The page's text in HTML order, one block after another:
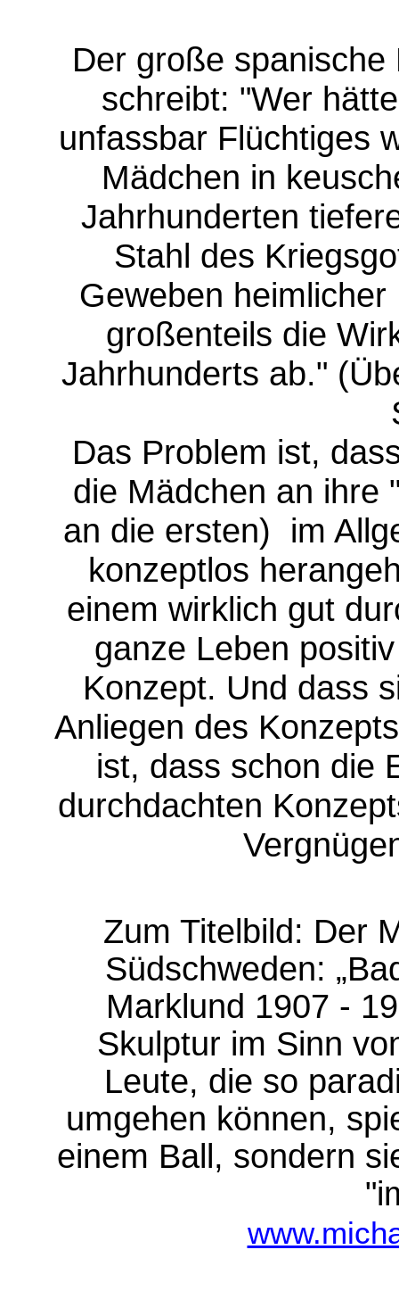
Der große
schreibt: "Wer
unfassbar Flüchtiges
Mädchen in
Jahrhunderten
Stahl des
Geweben
großenteils die
Jahrhunderts ab."
Das Problem ist,
die Mädchen an ihre
an die ersten) im
konzeptlos
einem wirklich gut
ganze Leben
Konzept. Und dass
Anliegen des
ist, dass schon die
durchdachten
Zum Titelbild: Der
Südschweden:
Marklund 1907 -
Skulptur im Sinn
Leute, die so
umgehen können,
einem Ball, sondern